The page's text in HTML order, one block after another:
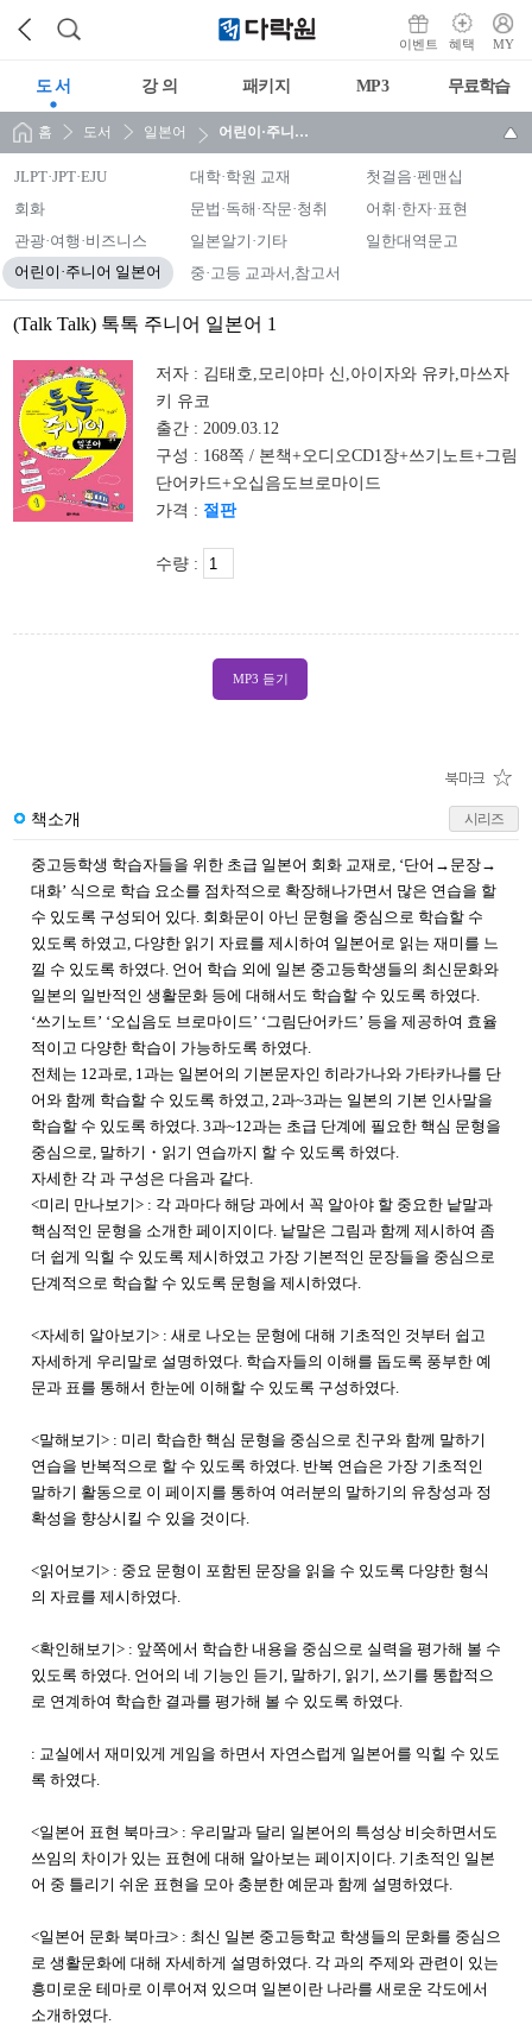
이벤트 혜택 MY
도 서 강 의 패키지 MP3 무료학습
홈 도서 일본어 어린이·주니어 일본어
JLPT·JPT·EJU 대학·학원 교재
첫걸음·펜맨십
회화
문법·독해·작문·청취
어휘·한자·표현
관광·여행·비즈니스
일본알기·기타 일한대역문고
어린이·주니어 일본어 중·고등 교과서,참고서
(Talk Talk) 톡톡 주니어 일본어 1
저자 : 김태호,모리야마 신,아이자와 유카,마쓰자
키 유코
출간 : 2009.03.12
구성 : 168쪽 / 본책+오디오CD1장+쓰기노트+그림
단어카드+오십음도브로마이드
가격 : 절판
수량 :
MP3 듣기
책소개 시리즈
중고등학생 학습자들을 위한 초급 일본어 회화 교재로, ‘단어→문장→
대화’ 식으로 학습 요소를 점차적으로 확장해나가면서 많은 연습을 할
수 있도록 구성되어 있다. 회화문이 아닌 문형을 중심으로 학습할 수
있도록 하였고, 다양한 읽기 자료를 제시하여 일본어로 읽는 재미를 느
낄 수 있도록 하였다. 언어 학습 외에 일본 중고등학생들의 최신문화와
일본의 일반적인 생활문화 등에 대해서도 학습할 수 있도록 하였다.
‘쓰기노트’ ‘오십음도 브로마이드’ ‘그림단어카드’ 등을 제공하여 효율
적이고 다양한 학습이 가능하도록 하였다.
전체는 12과로, 1과는 일본어의 기본문자인 히라가나와 가타카나를 단
어와 함께 학습할 수 있도록 하였고, 2과~3과는 일본의 기본 인사말을
학습할 수 있도록 하였다. 3과~12과는 초급 단계에 필요한 핵심 문형을
중심으로, 말하기・읽기 연습까지 할 수 있도록 하였다.
자세한 각 과 구성은 다음과 같다.
<미리 만나보기> : 각 과마다 해당 과에서 꼭 알아야 할 중요한 낱말과
핵심적인 문형을 소개한 페이지이다. 낱말은 그림과 함께 제시하여 좀
더 쉽게 익힐 수 있도록 제시하였고 가장 기본적인 문장들을 중심으로
단계적으로 학습할 수 있도록 문형을 제시하였다.
<자세히 알아보기> : 새로 나오는 문형에 대해 기초적인 것부터 쉽고
자세하게 우리말로 설명하였다. 학습자들의 이해를 돕도록 풍부한 예
문과 표를 통해서 한눈에 이해할 수 있도록 구성하였다.
<말해보기> : 미리 학습한 핵심 문형을 중심으로 친구와 함께 말하기
연습을 반복적으로 할 수 있도록 하였다. 반복 연습은 가장 기초적인
말하기 활동으로 이 페이지를 통하여 여러분의 말하기의 유창성과 정
확성을 향상시킬 수 있을 것이다.
<읽어보기> : 중요 문형이 포함된 문장을 읽을 수 있도록 다양한 형식
의 자료를 제시하였다.
<확인해보기> : 앞쪽에서 학습한 내용을 중심으로 실력을 평가해 볼 수
있도록 하였다. 언어의 네 기능인 듣기, 말하기, 읽기, 쓰기를 통합적으
로 연계하여 학습한 결과를 평가해 볼 수 있도록 하였다.
: 교실에서 재미있게 게임을 하면서 자연스럽게 일본어를 익힐 수 있도
록 하였다.
<일본어 표현 북마크> : 우리말과 달리 일본어의 특성상 비슷하면서도
쓰임의 차이가 있는 표현에 대해 알아보는 페이지이다. 기초적인 일본
어 중 틀리기 쉬운 표현을 모아 충분한 예문과 함께 설명하였다.
<일본어 문화 북마크> : 최신 일본 중고등학교 학생들의 문화를 중심으
로 생활문화에 대해 자세하게 설명하였다. 각 과의 주제와 관련이 있는
흥미로운 테마로 이루어져 있으며 일본이란 나라를 새로운 각도에서
소개하였다.